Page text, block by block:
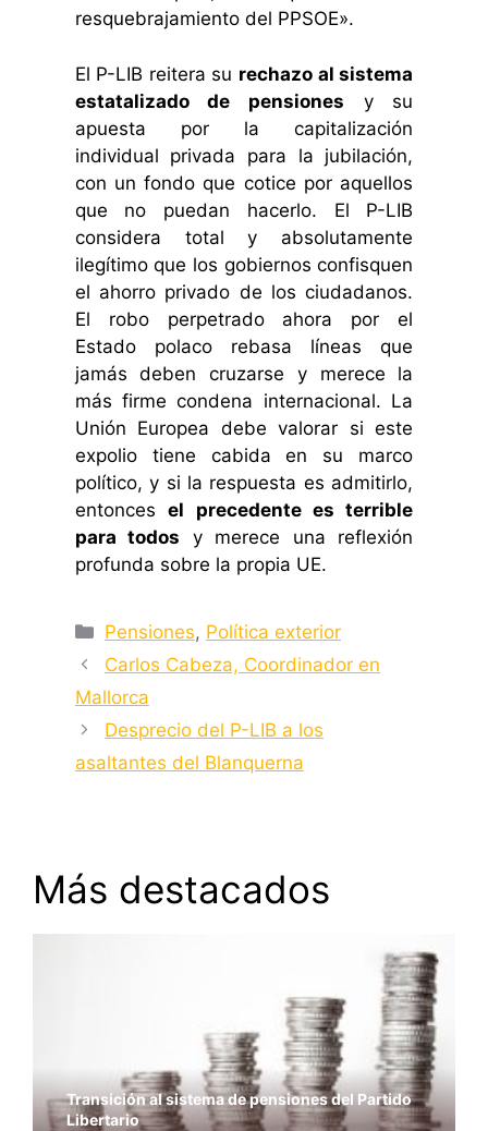
resquebrajamiento del PPSOE».
El P-LIB reitera su rechazo al sistema
estatalizado de pensiones y su
apuesta por la capitalización
individual privada para la jubilación,
con un fondo que cotice por aquellos
que no puedan hacerlo. El P-LIB
considera total y absolutamente
ilegítimo que los gobiernos confisquen
el ahorro privado de los ciudadanos.
El robo perpetrado ahora por el
Estado polaco rebasa líneas que
jamás deben cruzarse y merece la
más firme condena internacional. La
Unión Europea debe valorar si este
expolio tiene cabida en su marco
político, y si la respuesta es admitirlo,
entoncesel precedente es terrible
para todos y merece una reflexión
profunda sobre la propia UE.
Categorías
Pensiones, Política exterior
Carlos Cabeza, Coordinador en
Mallorca
Desprecio del P-LIB a los
asaltantes del Blanquerna
Más destacados
Transición al sistema de pensiones del Partido
Libertario